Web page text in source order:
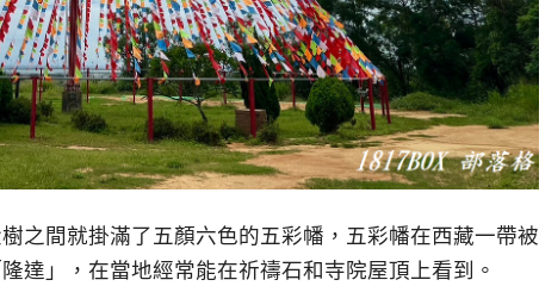
之間就掛滿了五顏六色的五彩幡，五彩幡在西藏一帶被
達」，在當地經常能在祈禱石和寺院屋頂上看到。